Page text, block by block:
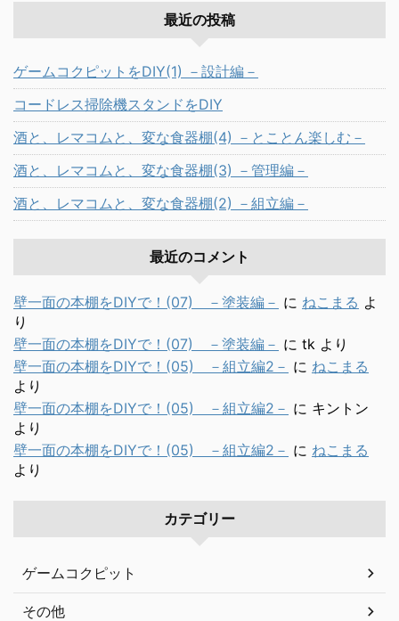
最近の投稿
ゲームコクピットをDIY(1) －設計編－
コードレス掃除機スタンドをDIY
酒と、レマコムと、変な食器棚(4) －とことん楽しむ－
酒と、レマコムと、変な食器棚(3) －管理編－
酒と、レマコムと、変な食器棚(2) －組立編－
最近のコメント
壁一面の本棚をDIYで！(07) －塗装編－ に ねこまる よ
り
壁一面の本棚をDIYで！(07) －塗装編－ に tk より
壁一面の本棚をDIYで！(05) －組立編2－ に ねこまる
より
壁一面の本棚をDIYで！(05) －組立編2－ に キントン
より
壁一面の本棚をDIYで！(05) －組立編2－ に ねこまる
より
カテゴリー
ゲームコクピット
その他